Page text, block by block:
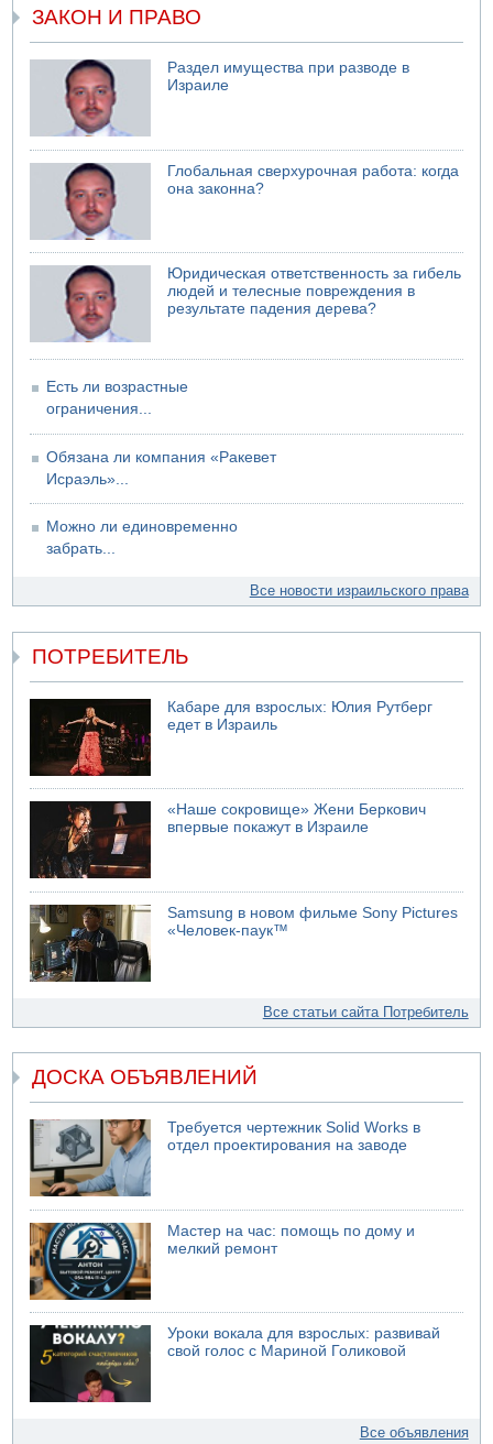
четверг о создании новой политической партии
05.08.2026 13:49
На севере Израиля на берег выбросило тело
05.08.2026 13:32
В России горят новые склады
ЗАКОН И ПРАВО
Раздел имущества при разводе в
Израиле
Глобальная сверхурочная работа: когда
она законна?
Юридическая ответственность за гибель
людей и телесные повреждения в
результате падения дерева?
Есть ли возрастные
ограничения...
Обязана ли компания «Ракевет
Исраэль»...
Можно ли единовременно
забрать...
Все новости израильского права
ПОТРЕБИТЕЛЬ
Кабаре для взрослых: Юлия Рутберг
едет в Израиль
«Наше сокровище» Жени Беркович
впервые покажут в Израиле
Samsung в новом фильме Sony Pictures
«Человек-паук™
Все статьи сайта Потребитель
ДОСКА ОБЪЯВЛЕНИЙ
Требуется чертежник Solid Works в
отдел проектирования на заводе
Мастер на час: помощь по дому и
мелкий ремонт
Уроки вокала для взрослых: развивай
свой голос с Мариной Голиковой
Все объявления